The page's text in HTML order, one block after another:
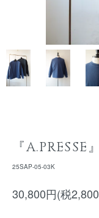
『
25SAP-05-03K
30,800円(税